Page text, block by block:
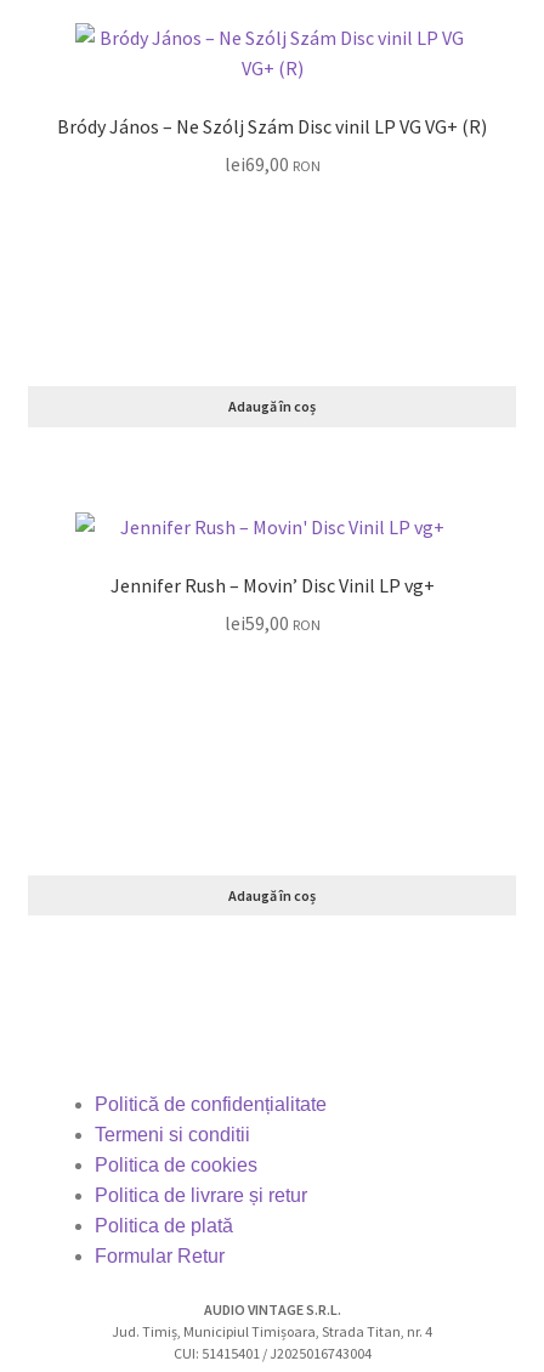
Bródy János – Ne Szólj Szám Disc vinil LP VG VG+ (R)
lei69,00 RON
Adaugă în coș
Jennifer Rush – Movin’ Disc Vinil LP vg+
lei59,00 RON
Adaugă în coș
Politică de confidențialitate
Termeni si conditii
Politica de cookies
Politica de livrare și retur
Politica de plată
Formular Retur
AUDIO VINTAGE S.R.L.
Jud. Timiș, Municipiul Timișoara, Strada Titan, nr. 4
CUI: 51415401 / J2025016743004